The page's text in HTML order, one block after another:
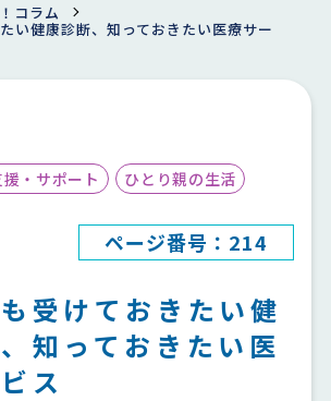
コラム
い健康診断、知っておきたい医療サー
・サポート ひとり親の生活
ページ番号：214
受けておきたい健
知っておきたい医
ス